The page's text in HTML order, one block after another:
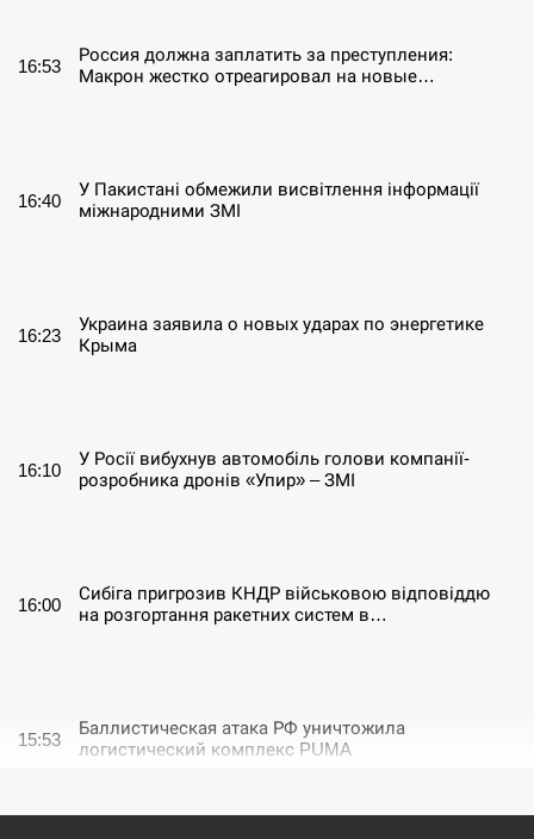
16:53
Россия должна заплатить за преступления:
Макрон жестко отреагировал на новые…
16:40
У Пакистані обмежили висвітлення інформації
міжнародними ЗМІ
16:23
Украина заявила о новых ударах по энергетике
Крыма
16:10
У Росії вибухнув автомобіль голови компанії-
розробника дронів «Упир» – ЗМІ
16:00
Сибіга пригрозив КНДР військовою відповіддю
на розгортання ракетних систем в…
15:53
Баллистическая атака РФ уничтожила
логистический комплекс PUMA